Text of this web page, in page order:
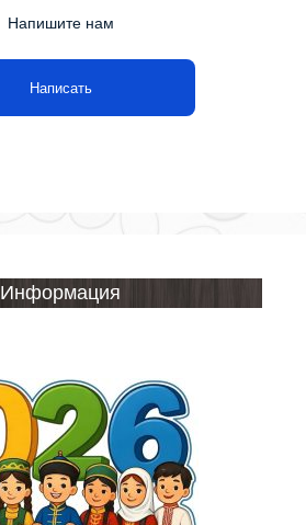
Напишите нам
Написать
Информация